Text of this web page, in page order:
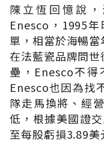
陳立恆回憶說
Enesco，1995
單，相當於海暢當
在法藍瓷品牌問
壘，Enesco不得
Enesco也因為找
隊走馬換將、經
低，根據美國證
至每股虧損3.89美